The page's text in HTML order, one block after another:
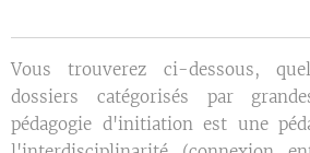
Vous trouverez ci-dessous,
dossiers catégorisés par
pédagogie d'initiation est une